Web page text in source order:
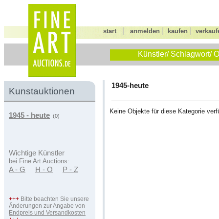
start anmelden kaufen
Künstler/ Schlagwort/
Kunstauktionen
1945 - heute (0)
Wichtige Künstler
bei Fine Art Auctions:
A - G H - O P - Z
+++ Bitte beachten Sie unsere
Änderungen zur Angabe von
Endpreis und Versandkosten
1945-heute
Keine Objekte für diese Kategorie